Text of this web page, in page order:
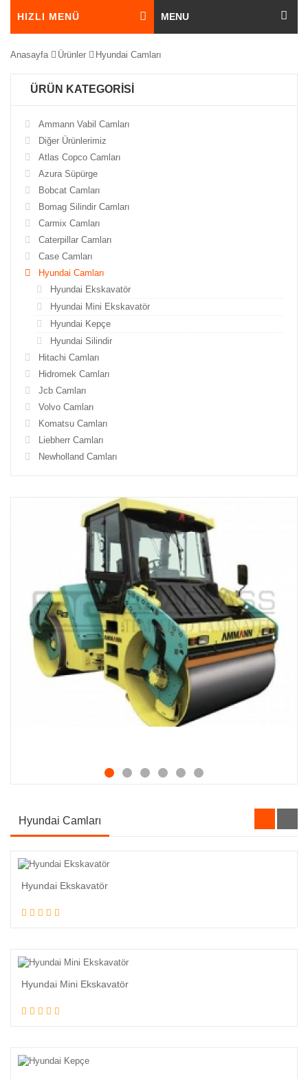
HIZLI MENÜ MENU
Anasayfa Ürünler Hyundai Camları
ÜRÜN KATEGORİSİ
Ammann Vabil Camları
Diğer Ürünlerimiz
Atlas Copco Camları
Azura Süpürge
Bobcat Camları
Bomag Silindir Camları
Carmix Camları
Caterpillar Camları
Case Camları
Hyundai Camları
Hyundai Ekskavatör
Hyundai Mini Ekskavatör
Hyundai Kepçe
Hyundai Silindir
Hitachi Camları
Hidromek Camları
Jcb Camları
Volvo Camları
Komatsu Camları
Liebherr Camları
Newholland Camları
Hyundai Camları
Hyundai Ekskavatör
Hyundai Mini Ekskavatör